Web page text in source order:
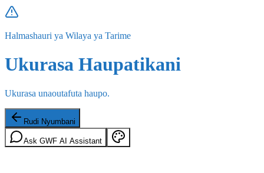
Halmashauri ya Wilaya ya Tarime
Ukurasa Haupatikani
Ukurasa unaoutafuta haupo.
Rudi Nyumbani
Ask GWF AI Assistant